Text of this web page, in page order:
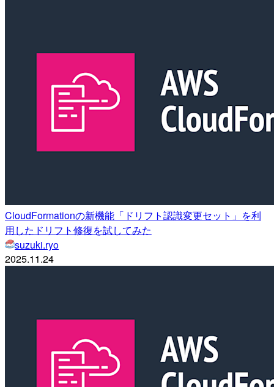
CloudFormationの新機能「ドリフト認識変更セット」を利
用したドリフト修復を試してみた
suzuki.ryo
2025.11.24